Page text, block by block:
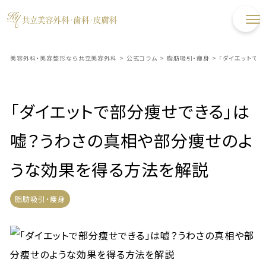
美容外科・美容整形なら共立美容外科 > 公式コラム > 脂肪吸引・痩身 > 「ダイエットで
「ダイエットで部分痩せできる」は
嘘？うわさの真相や部分痩せのよ
うな効果を得る方法を解説
脂肪吸引・痩身